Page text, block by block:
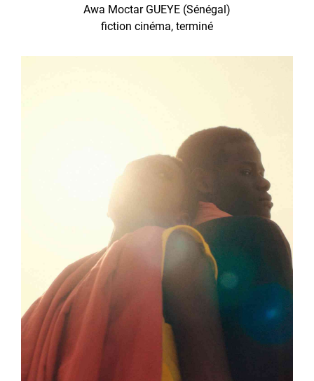
Awa Moctar GUEYE (Sénégal)
fiction cinéma, terminé